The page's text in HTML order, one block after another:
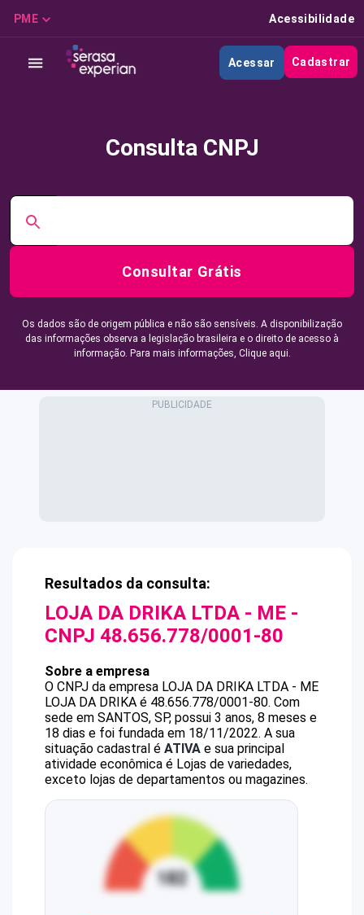
PME Acessibilidade
Acessar Cadastrar
Consulta CNPJ
Consultar Grátis
Os dados são de origem pública e não são sensíveis. A disponibilização
das informações observa a legislação brasileira e o direito de acesso à
informação. Para mais informações, Clique aqui.
Resultados da consulta:
LOJA DA DRIKA LTDA - ME -
CNPJ 48.656.778/0001-80
Sobre a empresa
O CNPJ da empresa LOJA DA DRIKA LTDA - ME
LOJA DA DRIKA é 48.656.778/0001-80. Com
sede em SANTOS, SP, possui 3 anos, 8 meses e
18 dias e foi fundada em 18/11/2022. A sua
situação cadastral é ATIVA e sua principal
atividade econômica é Lojas de variedades,
exceto lojas de departamentos ou magazines.